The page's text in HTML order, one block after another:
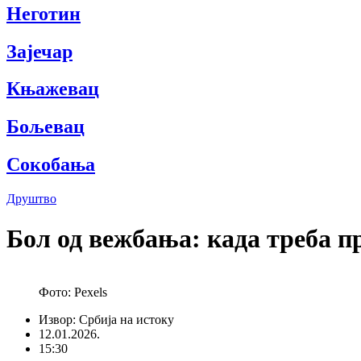
Неготин
Зајечар
Књажевац
Бољевац
Сокобања
Друштво
Бол од вежбања: када треба
Фото: Pexels
Извор: Србија на истоку
12.01.2026.
15:30